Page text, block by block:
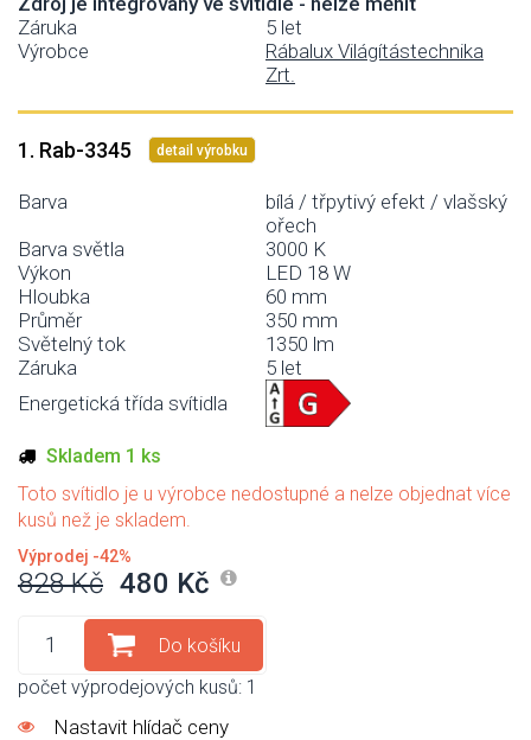
Záruka
5 let
Výrobce
Rábalux Világítástechnika
Zrt.
1. Rab-3345 detail výrobku
Barva
bílá / třpytivý efekt / vlašský
ořech
Barva světla
3000 K
Výkon
LED 18 W
Hloubka
60 mm
Průměr
350 mm
Světelný tok
1350 lm
Záruka
5 let
Energetická třída svítidla
Skladem 1 ks
Toto svítidlo je u výrobce nedostupné a nelze objednat více
kusů než je skladem.
Výprodej -42%
828 Kč 480 Kč
Do košíku
počet výprodejových kusů: 1
Nastavit hlídač ceny